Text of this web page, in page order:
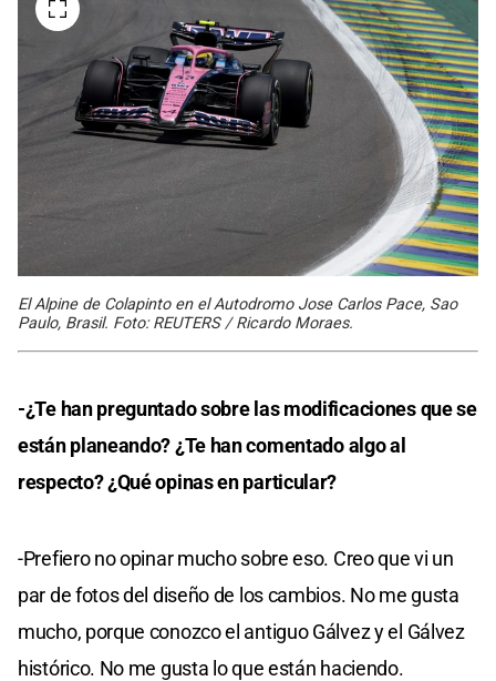
El Alpine de Colapinto en el Autodromo Jose Carlos Pace, Sao
Paulo, Brasil. Foto: REUTERS / Ricardo Moraes.
-¿Te han preguntado sobre las modificaciones que se
están planeando? ¿Te han comentado algo al
respecto? ¿Qué opinas en particular?
-Prefiero no opinar mucho sobre eso. Creo que vi un
par de fotos del diseño de los cambios. No me gusta
mucho, porque conozco el antiguo Gálvez y el Gálvez
histórico. No me gusta lo que están haciendo.